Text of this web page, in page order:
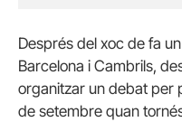
Després del xoc de fa
Barcelona i Cambrils,
organitzar un debat per
de setembre quan